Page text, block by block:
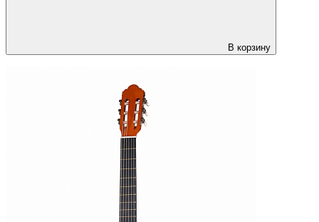
В корзину